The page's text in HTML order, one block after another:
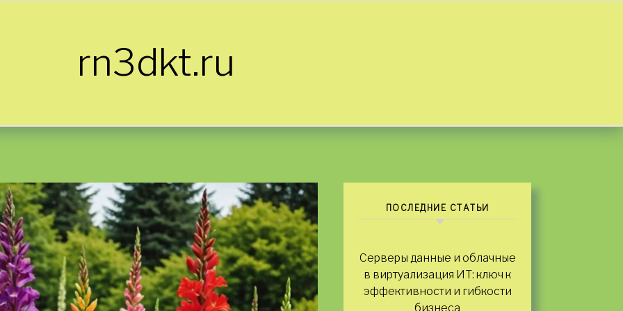
rn3dkt.ru
ПОСЛЕДНИЕ СТАТЬИ
Серверы данные и облачные
в виртуализация ИТ: ключ к
эффективности и гибкости
бизнеса